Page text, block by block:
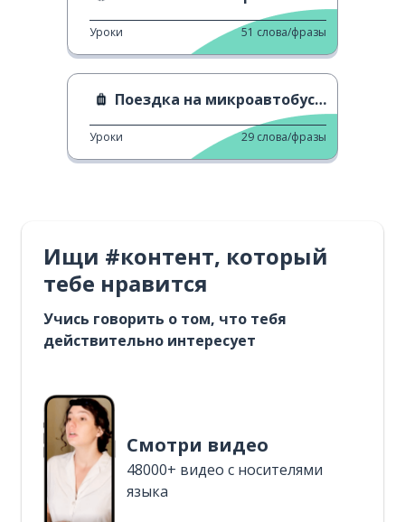
Уроки 51 слова/фразы
Поездка на микроавтобусе с друзьями
Уроки 29 слова/фразы
Ищи #контент, который
тебе нравится
Учись говорить о том, что тебя
действительно интересует
Смотри видео
48000+ видео с носителями
языка